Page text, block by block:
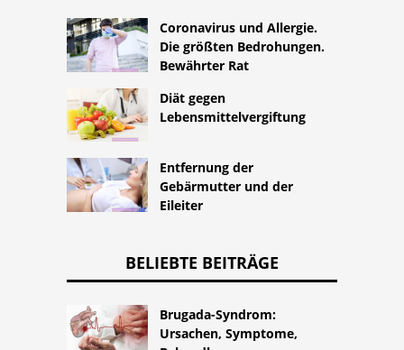
Coronavirus und Allergie.
Die größten Bedrohungen.
Bewährter Rat
Diät gegen
Lebensmittelvergiftung
Entfernung der
Gebärmutter und der
Eileiter
BELIEBTE BEITRÄGE
Brugada-Syndrom:
Ursachen, Symptome,